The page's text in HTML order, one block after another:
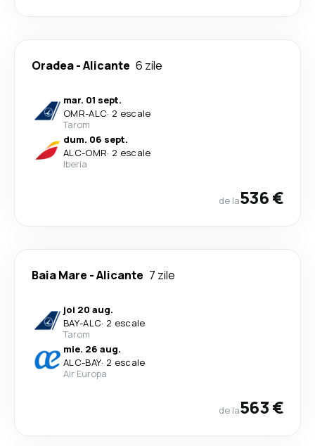
Oradea-Alicante 6 zile
mar. 01 sept.
OMR-ALC· 2 escale
Tarom
dum. 06 sept.
ALC-OMR· 2 escale
Iberia
de la536 €
Baia Mare -Alicante 7 zile
joi 20 aug.
BAY-ALC· 2 escale
Tarom
mie. 26 aug.
ALC-BAY· 2 escale
Air Europa
de la563 €